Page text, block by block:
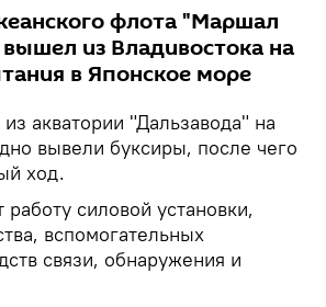
флота "Маршал
из Владивостока на
в Японское море
акватории "Дальзавода" на
вывели буксиры, после чего
ход.
силовой установки,
вспомогательных
связи, обнаружения и